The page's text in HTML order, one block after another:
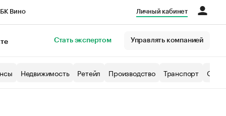
Вино Личный кабинет
Стать экспертом Управлять компанией
Недвижимость Ретейл Производство Транспорт